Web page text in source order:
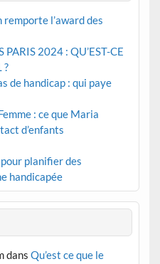
l’award des
PARIS 2024 : QU’EST-CE
?
de handicap : qui paye
: ce que Maria
d’enfants
planifier des
handicapée
dans Qu’est ce que le